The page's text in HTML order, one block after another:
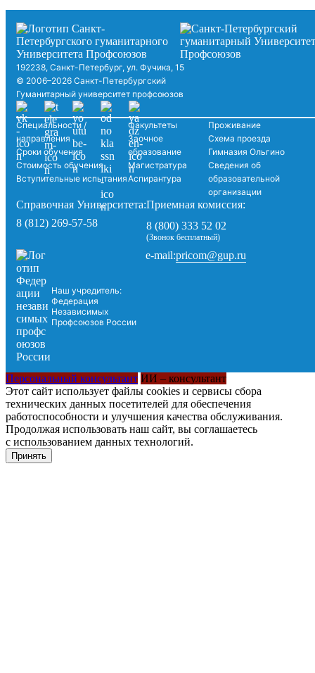
192238, Санкт-Петербург, ул. Фучика, 15
© 2006–2026 Санкт-Петербургский
Гуманитарный университет профсоюзов
Специальности /
направления
Сроки обучения
Стоимость обучения
Вступительные испытания
Факультеты
Заочное
образование
Магистратура
Аспирантура
Проживание
Схема проезда
Гимназия Ольгино
Сведения об
образовательной
организации
Справочная Университета:
8 (812) 269-57-58
Приемная комиссия:
8 (800) 333 52 02
(Звонок бесплатный)
Наш учредитель:
Федерация
Независимых
Профсоюзов России
e-mail:pricom@gup.ru
Персональный консультант ИИ – консультант
Этот сайт использует файлы cookies и сервисы сбора
технических данных посетителей для обеспечения
работоспособности и улучшения качества обслуживания.
Продолжая использовать наш сайт, вы соглашаетесь
с использованием данных технологий.
Принять